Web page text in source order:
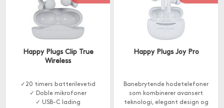
Happy Plugs Clip True
Wireless
✓20 timers batterilevetid
✓ Doble mikrofoner
✓ USB-C lading
Happy Plugs Joy Pro
Banebrytende hodetelefoner
som kombinerer avansert
teknologi, elegant design og